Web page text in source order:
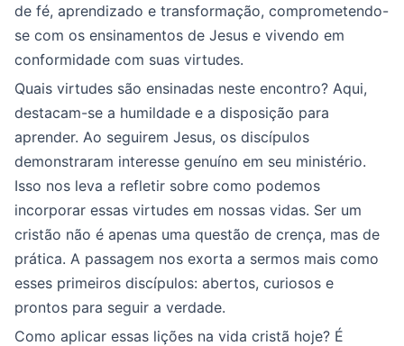
de fé, aprendizado e transformação, comprometendo-
se com os ensinamentos de Jesus e vivendo em
conformidade com suas virtudes.
Quais virtudes são ensinadas neste encontro? Aqui,
destacam-se a humildade e a disposição para
aprender. Ao seguirem Jesus, os discípulos
demonstraram interesse genuíno em seu ministério.
Isso nos leva a refletir sobre como podemos
incorporar essas virtudes em nossas vidas. Ser um
cristão não é apenas uma questão de crença, mas de
prática. A passagem nos exorta a sermos mais como
esses primeiros discípulos: abertos, curiosos e
prontos para seguir a verdade.
Como aplicar essas lições na vida cristã hoje? É